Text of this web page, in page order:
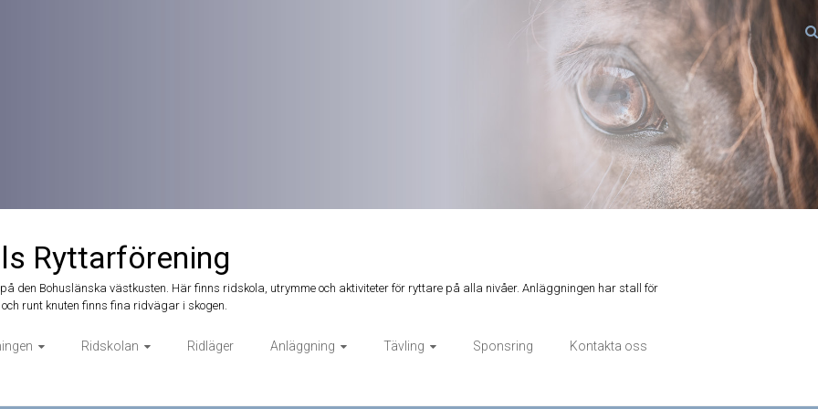
Ryttarförening
den Bohuslänska västkusten. Här finns ridskola, utrymme och aktiviteter för ryttare på alla nivåer. Anläggningen har stall för
runt knuten finns fina ridvägar i skogen.
Ridskolan Ridläger Anläggning Tävling Sponsring Kontakta oss